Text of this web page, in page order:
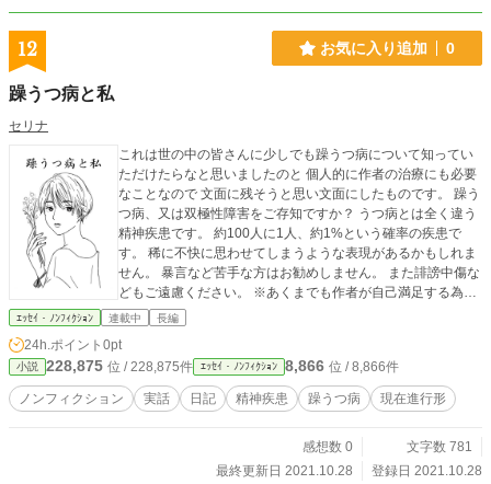
12 お気に入り追加 0
躁うつ病と私
セリナ
これは世の中の皆さんに少しでも躁うつ病について知ってい
ただけたらなと思いましたのと 個人的に作者の治療にも必要
なことなので 文面に残そうと思い文面にしたものです。 躁う
つ病、又は双極性障害をご存知ですか？ うつ病とは全く違う
精神疾患です。 約100人に1人、約1%という確率の疾患で
す。 稀に不快に思わせてしまうような表現があるかもしれま
せん。 暴言など苦手な方はお勧めしません。 また誹謗中傷な
どもご遠慮ください。 ※あくまでも作者が自己満足する為の
作品です。 ※ノンフィクションです。 ※作者は躁うつ病で
止まったりする場合がありますが、ご了承ください。 ※文章
構成がおかしい可能性もありますが、自己満足する為の作品
だということを忘れないでください。
ｴｯｾｲ・ﾉﾝﾌｨｸｼｮﾝ 連載中 長編
24h.ポイント 0pt
小説 228,875 位 / 228,875件 ｴｯｾｲ・ﾉﾝﾌｨｸｼｮﾝ 8,866 位 / 8,866件
ノンフィクション 実話 日記 精神疾患 躁うつ病 現在進行形
感想数 0
文字数 781
最終更新日 2021.10.28
登録日 2021.10.28